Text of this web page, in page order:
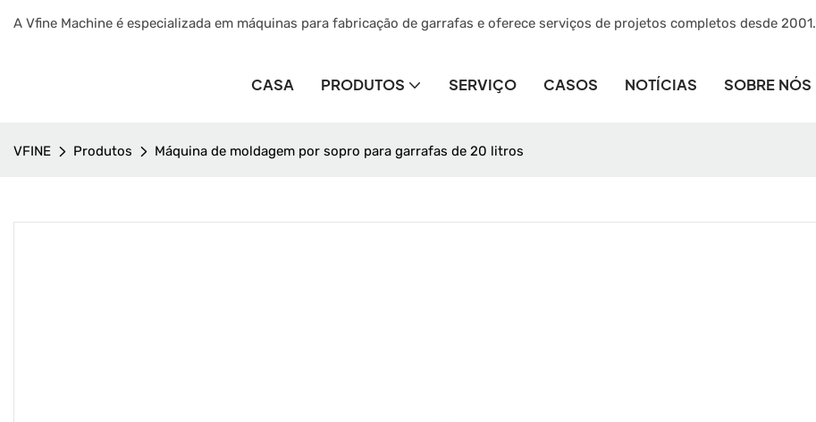
A Vfine Machine é especializada em máquinas para fabricação de garrafas e oferece serviços de projetos completos desde 2001.
CASA PRODUTOS SERVIÇO CASOS NOTÍCIAS SOBRE NÓS
VFINE Produtos Máquina de moldagem por sopro para garrafas de 20 litros